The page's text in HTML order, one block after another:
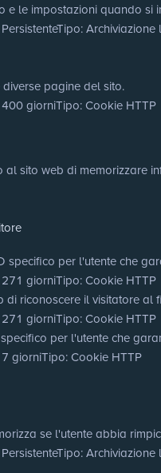
e le impostazioni quando si
PersistenteTipo:
pagine del sito.
400 giorniTipo: Cookie HTTP
al sito web di memorizzare
specifico per l'utente che
271 giorniTipo: Cookie HTTP
di riconoscere il visitatore
271 giorniTipo: Cookie HTTP
per l'utente che
7 giorniTipo: Cookie HTTP
se l'utente abbia
PersistenteTipo: